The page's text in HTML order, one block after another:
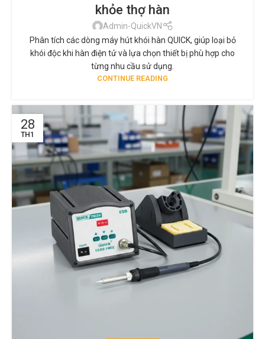
khỏe thợ hàn
Admin-QuickVN
Phân tích các dòng máy hút khói hàn QUICK, giúp loại bỏ
khói độc khi hàn điện tử và lựa chọn thiết bị phù hợp cho
từng nhu cầu sử dụng.
CONTINUE READING
28
TH1